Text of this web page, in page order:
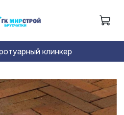
клинкер